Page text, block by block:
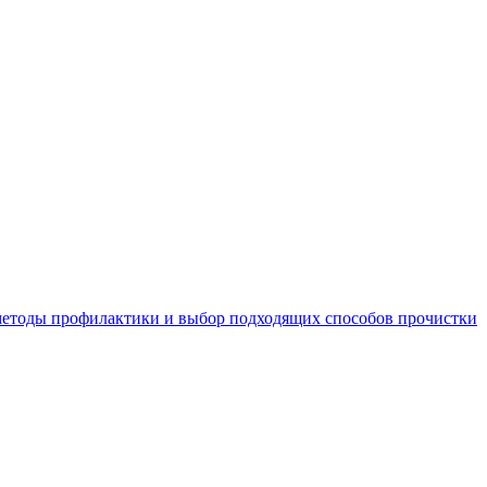
профилактики и выбор подходящих способов прочистки